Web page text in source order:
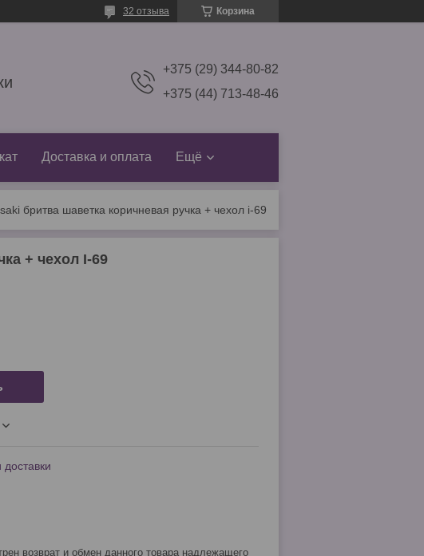
Корзина
32 отзыва
+375 (29) 344-80-82
+375 (44) 713-48-46
Доставка и оплата Ещё
бритва шаветка коричневая ручка + чехол i-69
+ чехол I-69